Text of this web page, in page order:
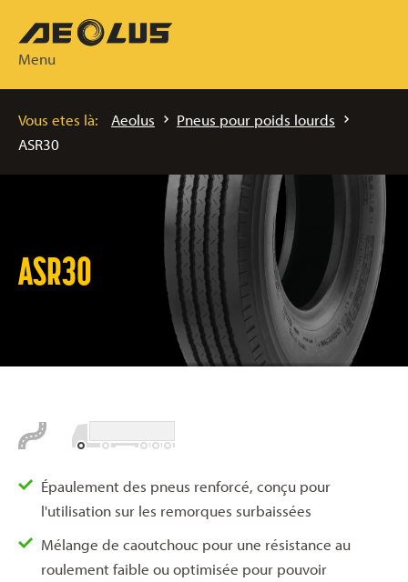
Menu
Vous etes là: Aeolus
Pneus pour poids lourds
ASR30
ASR30
Épaulement des pneus renforcé, conçu pour
l'utilisation sur les remorques surbaissées
Mélange de caoutchouc pour une résistance au
roulement faible ou optimisée pour pouvoir